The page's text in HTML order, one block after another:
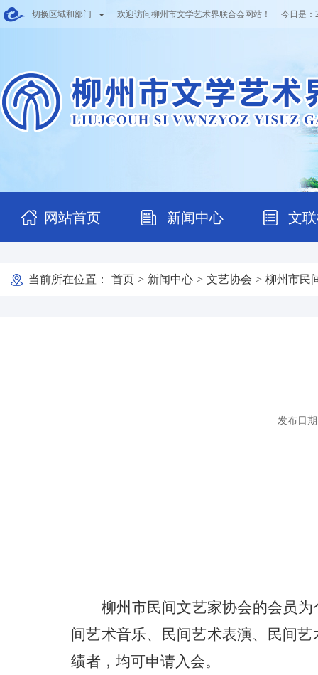
切换区域和部门 欢迎访问柳州市文学艺术界联合会网站！ 今日是：
网站首页 新闻中心 文
当前所在位置： 首页 > 新闻中心 > 文艺协会 > 柳州市民
发布日
柳州市民间文艺家协会的会员为
间艺术音乐、民间艺术表演、民间
绩者，均可申请入会。